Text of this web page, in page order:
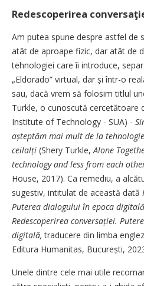
Redescoperirea
Am putea spune despre astfel de
atât de aproape fizic, dar atât de
tehnologiei care îi introduce,
„Eldorado” virtual, dar și într-o
sau, dacă vrem să folosim titlul
Turkle, o cunoscută cercetătoare
Institute of Technology - SUA) -
așteptăm mai mult de la
ceilalți (Shery Turkle,Alone
technology and less from each
House, 2017). Ca remediu, a
sugestiv, intitulat de această dată
Puterea dialogului în epoca digitală
Redescoperirea conversației.
digitală,traducere din limba
Editura Humanitas, București,
Unele dintre cele mai utile